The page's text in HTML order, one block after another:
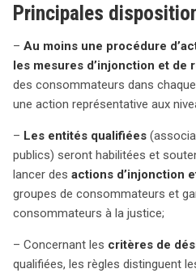
L’accord récemment établi
introduisant des procédures
fois au niveau national et
membre devra mettre en
permettant aux
associations ou organismes
financièrement pour initier des
réparation, garantissant ainsi
justice. Les critères pour
selon qu’il s’agit de cas
Pour les cas transfrontaliers,
seront appliquées, tandis que
Principales
– Au moins une procédure
les mesures d’injonction et de
des consommateurs dans
une action représentative aux
– Les entités qualifiées
publics) seront habilitées et
lancer des actions d’injonction
groupes de consommateurs et
consommateurs à la justice;
– Concernant les critères de
qualifiées, les règles distinguent